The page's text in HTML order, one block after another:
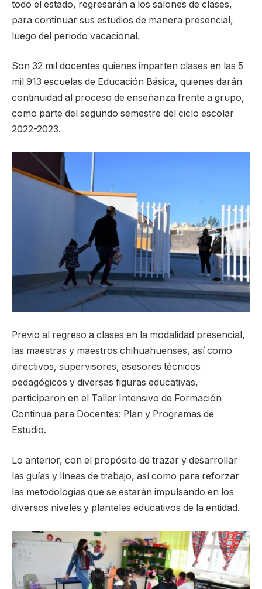
todo el estado, regresarán a los salones de clases,
para continuar sus estudios de manera presencial,
luego del periodo vacacional.
Son 32 mil docentes quienes imparten clases en las 5
mil 913 escuelas de Educación Básica, quienes darán
continuidad al proceso de enseñanza frente a grupo,
como parte del segundo semestre del ciclo escolar
2022-2023.
Previo al regreso a clases en la modalidad presencial,
las maestras y maestros chihuahuenses, así como
directivos, supervisores, asesores técnicos
pedagógicos y diversas figuras educativas,
participaron en el Taller Intensivo de Formación
Continua para Docentes: Plan y Programas de
Estudio.
Lo anterior, con el propósito de trazar y desarrollar
las guías y líneas de trabajo, así como para reforzar
las metodologías que se estarán impulsando en los
diversos niveles y planteles educativos de la entidad.